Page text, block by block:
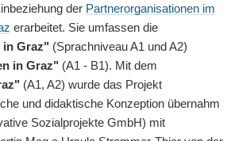
der Partnerorganisationen im
erarbeitet. Sie umfassen die
in Graz" (Sprachniveau A1 und A2)
in Graz" (A1 - B1). Mit dem
(A1, A2) wurde das Projekt
und didaktische Konzeption übernahm
Sozialprojekte GmbH) mit